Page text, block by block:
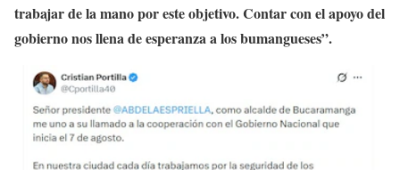
trabajar de la mano por este objetivo. Contar con el apoyo del
gobierno nos llena de esperanza a los bumangueses”.